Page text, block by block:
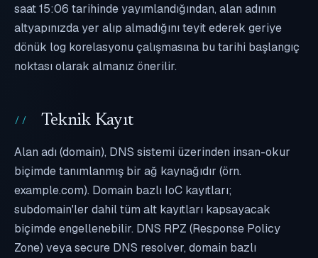
saat 15:06 tarihinde yayımlandığından, alan adının
altyapınızda yer alıp almadığını teyit ederek geriye
dönük log korelasyonu çalışmasına bu tarihi başlangıç
noktası olarak almanız önerilir.
Teknik Kayıt
Alan adı (domain), DNS sistemi üzerinden insan-okur
biçimde tanımlanmış bir ağ kaynağıdır (örn.
example.com). Domain bazlı IoC kayıtları;
subdomain'ler dahil tüm alt kayıtları kapsayacak
biçimde engellenebilir. DNS RPZ (Response Policy
Zone) veya secure DNS resolver, domain bazlı